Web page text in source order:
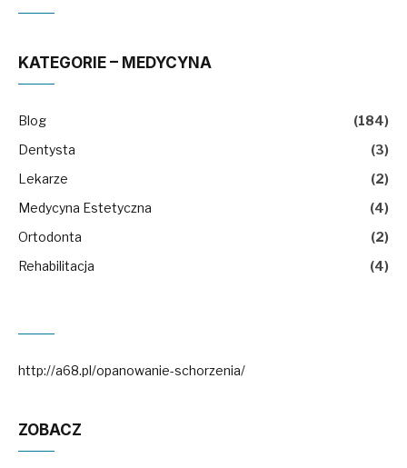
KATEGORIE – MEDYCYNA
Blog
(184)
Dentysta
(3)
Lekarze
(2)
Medycyna Estetyczna
(4)
Ortodonta
(2)
Rehabilitacja
(4)
http://a68.pl/opanowanie-schorzenia/
ZOBACZ